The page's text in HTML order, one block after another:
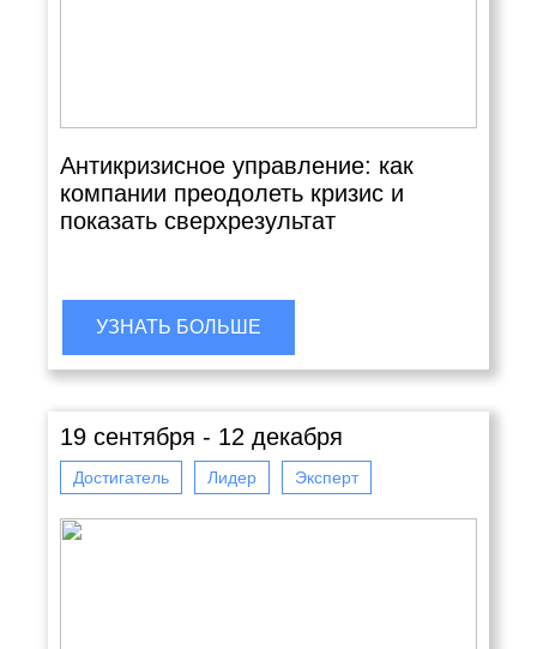
Антикризисное управление: как
компании преодолеть кризис и
показать сверхрезультат
УЗНАТЬ БОЛЬШЕ
19 сентября - 12 декабря
Достигатель Лидер Эксперт